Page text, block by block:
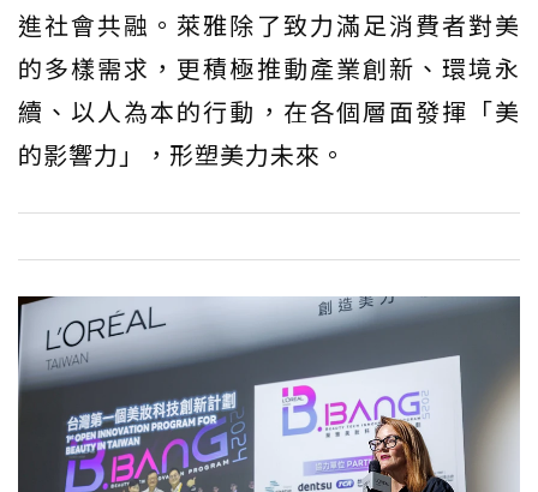
進社會共融。萊雅除了致力滿足消費者對美
的多樣需求，更積極推動產業創新、環境永
續、以人為本的行動，在各個層面發揮「美
的影響力」，形塑美力未來。